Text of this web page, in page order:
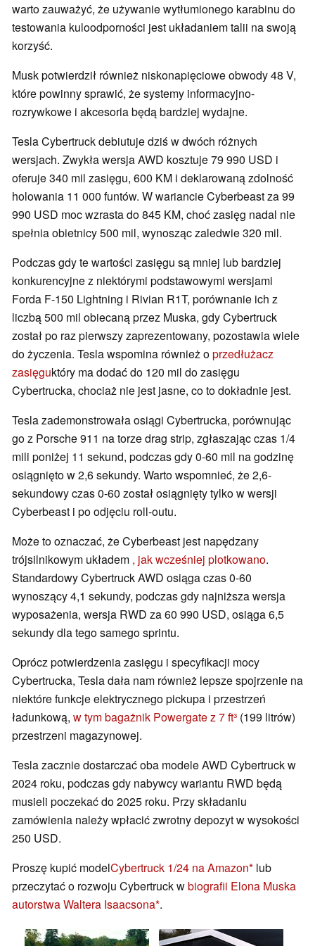
warto zauważyć, że używanie wytłumionego karabinu do
testowania kuloodporności jest układaniem talii na swoją
korzyść.
Musk potwierdził również niskonapięciowe obwody 48 V,
które powinny sprawić, że systemy informacyjno-
rozrywkowe i akcesoria będą bardziej wydajne.
Tesla Cybertruck debiutuje dziś w dwóch różnych
wersjach. Zwykła wersja AWD kosztuje 79 990 USD i
oferuje 340 mil zasięgu, 600 KM i deklarowaną zdolność
holowania 11 000 funtów. W wariancie Cyberbeast za 99
990 USD moc wzrasta do 845 KM, choć zasięg nadal nie
spełnia obietnicy 500 mil, wynosząc zaledwie 320 mil.
Podczas gdy te wartości zasięgu są mniej lub bardziej
konkurencyjne z niektórymi podstawowymi wersjami
Forda F-150 Lightning i Rivian R1T, porównanie ich z
liczbą 500 mil obiecaną przez Muska, gdy Cybertruck
został po raz pierwszy zaprezentowany, pozostawia wiele
do życzenia. Tesla wspomina również oprzedłużacz
zasięguktóry ma dodać do 120 mil do zasięgu
Cybertrucka, chociaż nie jest jasne, co to dokładnie jest.
Tesla zademonstrowała osiągi Cybertrucka, porównując
go z Porsche 911 na torze drag strip, zgłaszając czas 1/4
mili poniżej 11 sekund, podczas gdy 0-60 mil na godzinę
osiągnięto w 2,6 sekundy. Warto wspomnieć, że 2,6-
sekundowy czas 0-60 został osiągnięty tylko w wersji
Cyberbeast i po odjęciu roll-outu.
Może to oznaczać, że Cyberbeast jest napędzany
trójsilnikowym układem , jak wcześniej plotkowano.
Standardowy Cybertruck AWD osiąga czas 0-60
wynoszący 4,1 sekundy, podczas gdy najniższa wersja
wyposażenia, wersja RWD za 60 990 USD, osiąga 6,5
sekundy dla tego samego sprintu.
Oprócz potwierdzenia zasięgu i specyfikacji mocy
Cybertrucka, Tesla dała nam również lepsze spojrzenie na
niektóre funkcje elektrycznego pickupa i przestrzeń
ładunkową, w tym bagażnik Powergate z 7 ft³ (199 litrów)
przestrzeni magazynowej.
Tesla zacznie dostarczać oba modele AWD Cybertruck w
2024 roku, podczas gdy nabywcy wariantu RWD będą
musieli poczekać do 2025 roku. Przy składaniu
zamówienia należy wpłacić zwrotny depozyt w wysokości
250 USD.
Proszę kupić modelCybertruck 1/24 na Amazon lub
przeczytać o rozwoju Cybertruck wbiografii Elona Muska
autorstwa Waltera Isaacsona .